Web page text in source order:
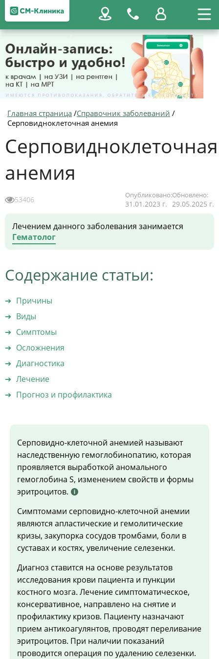
Главная страница /Справочник заболеваний /
Серповидноклеточная анемия
Серповидноклеточная
анемия
53406 Опубликовано:
31.01.2023 г.
Обновлено:
29.05.2025 г.
Лечением данного заболевания занимается
Гематолог
Содержание статьи:
Причины
Виды
Симптомы
Осложнения
Диагностика
Лечение
Прогноз и профилактика
Серповидно-клеточной анемией называют
наследственную гемоглобинопатию, которая
проявляется выработкой аномального
гемоглобина S, изменением свойств и формы
эритроцитов.
Симптомами серповидно-клеточной анемии
являются апластические и гемолитические
кризы, закупорка сосудов тромбами, боли в
суставах и костях, увеличение селезенки.
Диагноз ставится на основе результатов
исследования крови пациента и пункции
костного мозга. Лечение симптоматическое,
консервативное, направлено на снятие и
профилактику кризов. Пациенту назначают
прием антикоагулянтов, проводят переливание
эритроцитов. При наличии показаний
проводится операция по удалению селезенки.